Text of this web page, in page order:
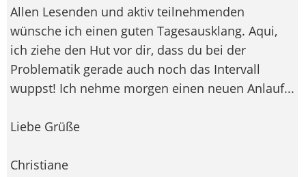
Allen Lesenden und aktiv teilnehmenden
wünsche ich einen guten Tagesausklang. Aqui,
ich ziehe den Hut vor dir, dass du bei der
Problematik gerade auch noch das Intervall
wuppst! Ich nehme morgen einen neuen Anlauf...
Liebe Grüße
Christiane